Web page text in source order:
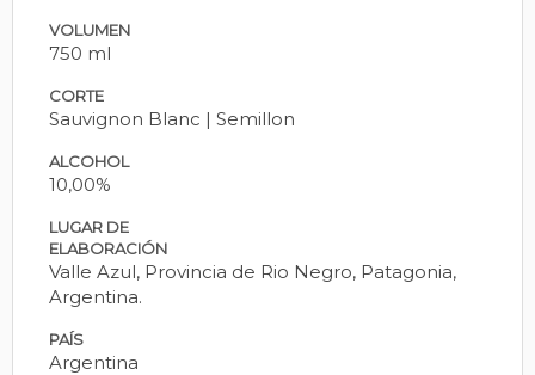
VOLUMEN
750 ml
CORTE
Sauvignon Blanc | Semillon
ALCOHOL
10,00%
LUGAR DE
ELABORACIÓN
Valle Azul, Provincia de Rio Negro, Patagonia,
Argentina.
PAÍS
Argentina